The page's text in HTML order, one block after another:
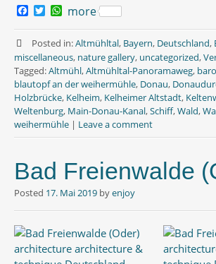
c
e
b
o
o
k
T
i
t
t
e
r
W
a
t
s
A
p
p
more
Posted in:Altmühltal, Bayern, Deutschland,
miscellaneous, nature gallery, uncategorized,
Tagged:Altmühl,Altmühltal-Panoramaweg,
blautopf an der weihermühle, Donau,
Holzbrücke, Kelheim, Kelheimer Altstadt,
Weltenburg, Main-Donau-Kanal,Schiff,Wald,
weihermühle | Leave a comment
Bad Freienwalde
Posted 17. Mai 2019 byenjoy